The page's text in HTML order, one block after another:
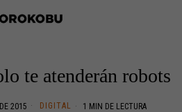
te atenderán robots
2015 DIGITAL 1 MIN DE LECTURA